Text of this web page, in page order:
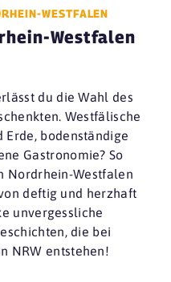
WESTFALEN
Westfalen
du die Wahl des
Westfälische
Erde, bodenständige
Gastronomie? So
Nordrhein-Westfalen
deftig und herzhaft
unvergessliche
die bei
NRW entstehen!